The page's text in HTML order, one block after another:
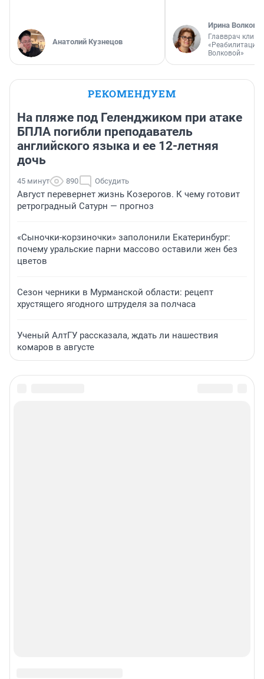
Анатолий Кузнецов
Ирина Волкова
Главврач
«Реабилитация
Волковой»
РЕКОМЕНДУЕМ
На пляже под Геленджиком при атаке
БПЛА погибли преподаватель
английского языка и ее 12-летняя
дочь
45 минут 890 Обсудить
Август перевернет жизнь Козерогов. К чему готовит
ретроградный Сатурн — прогноз
«Сыночки-корзиночки» заполонили Екатеринбург:
почему уральские парни массово оставили жен без
цветов
Сезон черники в Мурманской области: рецепт
хрустящего ягодного штруделя за полчаса
Ученый АлтГУ рассказала, ждать ли нашествия
комаров в августе